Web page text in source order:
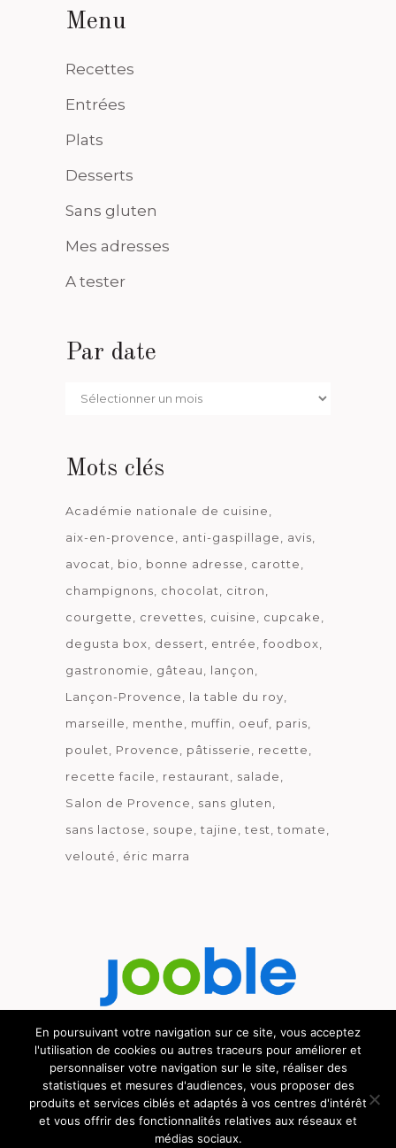
Menu
Recettes
Entrées
Plats
Desserts
Sans gluten
Mes adresses
A tester
Par date
Par
Mots clés
Académie nationale de cuisine
aix-en-provence
anti-gaspillage
avis
avocat
bio bonne adresse
carotte
champignons
chocolat
citron
courgette
crevettes cuisine
cupcake
degusta box
dessert entrée
foodbox
gastronomie
gâteau
lançon
Lançon-Provence
la table du roy
marseille
menthe muffin oeuf paris
poulet
Provence pâtisserie
recette
recette facile
restaurant
salade
Salon de Provence
sans gluten
sans lactose
soupe tajine test
tomate
velouté
éric marra
Découvrez le métier de la cuisine.
© GOURMICOM 2019 - 2026 - HÉBERGÉ CHEZ
En poursuivant votre navigation sur ce site, vous acceptez
l'utilisation de cookies ou autres traceurs pour améliorer et
personnaliser votre navigation sur le site, réaliser des
statistiques et mesures d'audiences, vous proposer des
produits et services ciblés et adaptés à vos centres d'intérêt
et vous offrir des fonctionnalités relatives aux réseaux et
médias sociaux.